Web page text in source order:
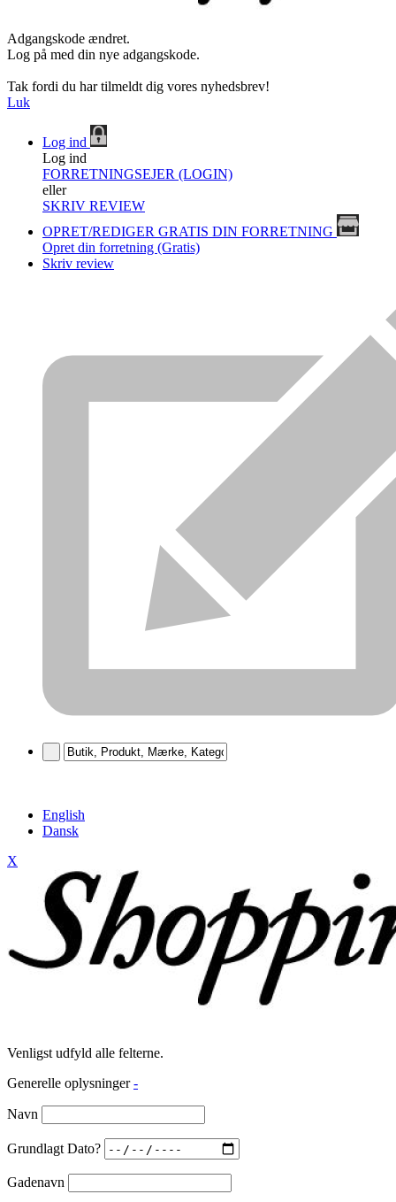
Adgangskode ændret.
Log på med din nye adgangskode.
Tak fordi du har tilmeldt dig vores nyhedsbrev!
Luk
Log ind
Log ind
FORRETNINGSEJER (LOGIN)
eller
SKRIV REVIEW
OPRET/REDIGER GRATIS DIN FORRETNING
Opret din forretning (Gratis)
Skriv review
English
Dansk
X
Venligst udfyld alle felterne.
Generelle oplysninger -
Navn
Grundlagt Dato?
Gadenavn